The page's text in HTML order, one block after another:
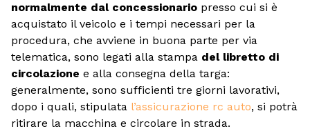
normalmente dal concessionario presso cui si è
acquistato il veicolo e i tempi necessari per la
procedura, che avviene in buona parte per via
telematica, sono legati alla stampa del libretto di
circolazione e alla consegna della targa:
generalmente, sono sufficienti tre giorni lavorativi,
dopo i quali, stipulata l’assicurazione rc auto, si potrà
ritirare la macchina e circolare in strada.